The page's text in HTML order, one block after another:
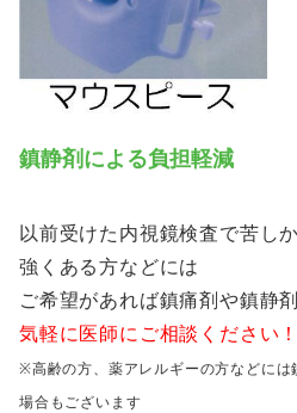
鎮静剤による負担軽減
以前受けた内視鏡検査で苦し
強くある方などには
ご希望があれば鎮痛剤や鎮静
気軽に医師にご相談ください！
※高齢の方、薬アレルギーの方などには
場合もございます